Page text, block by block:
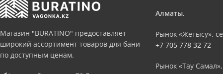
Магазин "BURATINO" предоставляет
широкий ассортимент товаров для бани
по доступным ценам.
Алматы.
Рынок «Жетысу»,
+7 705 778 32 72
Рынок «Тау